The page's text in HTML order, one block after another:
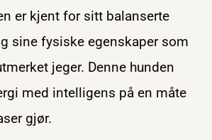
er kjent for sitt balanserte
sine fysiske egenskaper som
jeger. Denne hunden
med intelligens på en måte
gjør.